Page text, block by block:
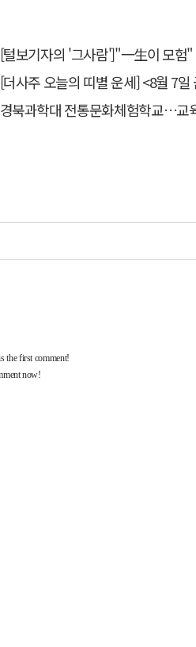
[털보기자의 '그사람']"一生이 모험" 87
[더사주 오늘의 띠별 운세] <8월 7
경북과학대 전통문화체험학교…교육부